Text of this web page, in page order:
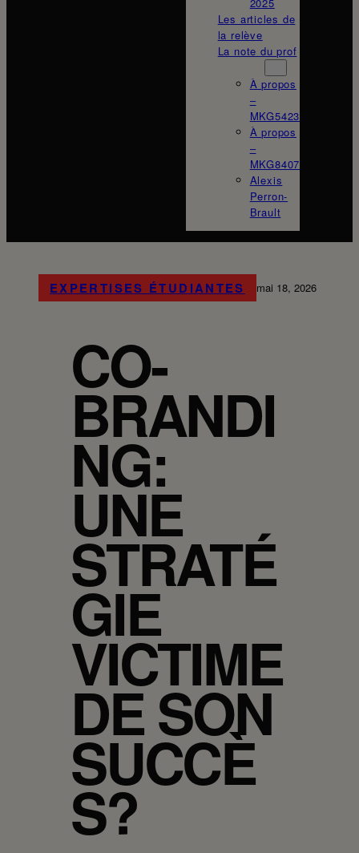
Les articles de
la relève
La note du prof
À propos
–
MKG5423
À propos
–
MKG8407
Alexis
Perron-
Brault
EXPERTISES ÉTUDIANTES mai 18, 2026
CO-
BRANDI
NG:
UNE
STRATÉ
GIE
VICTIME
DE SON
SUCCÈ
S?